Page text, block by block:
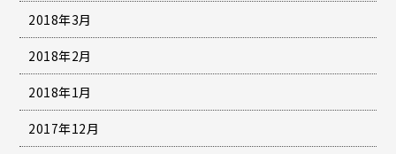
2018年3月
2018年2月
2018年1月
2017年12月